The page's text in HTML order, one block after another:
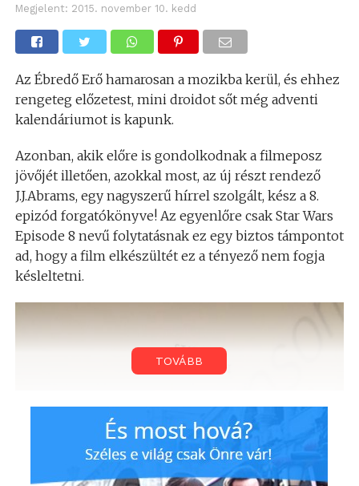
Megjelent: 2015. november 10. kedd
Az Ébredő Erő hamarosan a mozikba kerül, és ehhez
rengeteg előzetest, mini droidot sőt még adventi
kalendáriumot is kapunk.
Azonban, akik előre is gondolkodnak a filmeposz
jövőjét illetően, azokkal most, az új részt rendező
J.J.Abrams, egy nagyszerű hírrel szolgált, kész a 8.
epizód forgatókönyve! Az egyenlőre csak Star Wars
Episode 8 nevű folytatásnak ez egy biztos támpontot
ad, hogy a film elkészültét ez a tényező nem fogja
késleltetni.
TOVÁBB